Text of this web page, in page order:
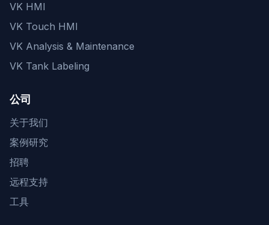
VK HMI
VK Touch HMI
VK Analysis & Maintenance
VK Tank Labeling
公司
关于我们
案例研究
招聘
远程支持
工具